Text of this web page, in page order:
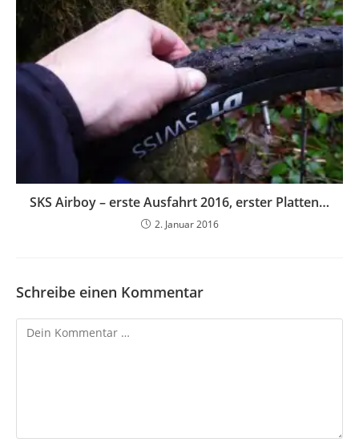
SKS Airboy – erste Ausfahrt 2016, erster Platten…
2. Januar 2016
Schreibe einen Kommentar
Kommentar